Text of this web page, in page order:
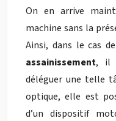
On en arrive
machine sans la
Ainsi, dans le cas
assainissement, il
déléguer une telle
optique, elle est
d’un dispositif